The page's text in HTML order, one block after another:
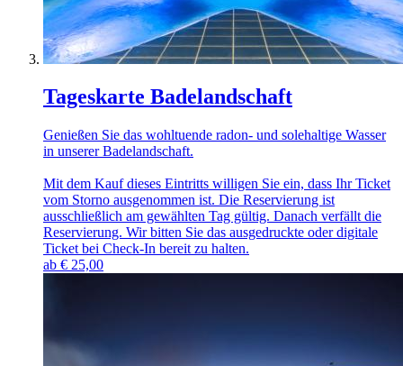
Tageskarte Badelandschaft
Genießen Sie das wohltuende radon- und solehaltige Wasser
in unserer Badelandschaft.
Mit dem Kauf dieses Eintritts willigen Sie ein, dass Ihr Ticket
vom Storno ausgenommen ist. Die Reservierung ist
ausschließlich am gewählten Tag gültig. Danach verfällt die
Reservierung. Wir bitten Sie das ausgedruckte oder digitale
Ticket bei Check-In bereit zu halten.
ab € 25,00